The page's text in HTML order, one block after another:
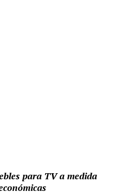
para TV a medida